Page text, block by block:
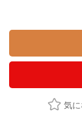
気に